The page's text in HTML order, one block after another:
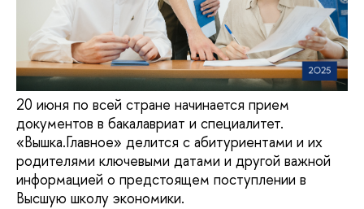
20 июня по всей стране начинается прием
документов в бакалавриат и специалитет.
«Вышка.Главное» делится с абитуриентами и их
родителями ключевыми датами и другой важной
информацией о предстоящем поступлении в
Высшую школу экономики.